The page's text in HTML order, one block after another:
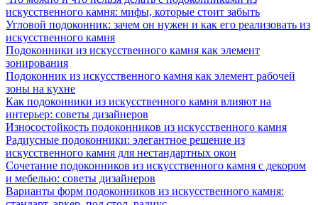
искусственного камня: мифы, которые стоит забыть
Угловой подоконник: зачем он нужен и как его реализовать из
искусственного камня
Подоконники из искусственного камня как элемент
зонирования
Подоконник из искусственного камня как элемент рабочей
зоны на кухне
Как подоконники из искусственного камня влияют на
интерьер: советы дизайнеров
Износостойкость подоконников из искусственного камня
Радиусные подоконники: элегантное решение из
искусственного камня для нестандартных окон
Сочетание подоконников из искусственного камня с декором
и мебелью: советы дизайнеров
Варианты форм подоконников из искусственного камня: